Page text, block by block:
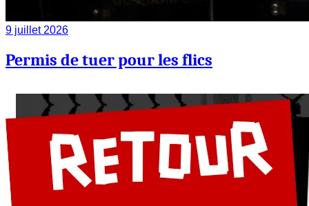
9 juillet 2026
Permis de tuer pour les flics